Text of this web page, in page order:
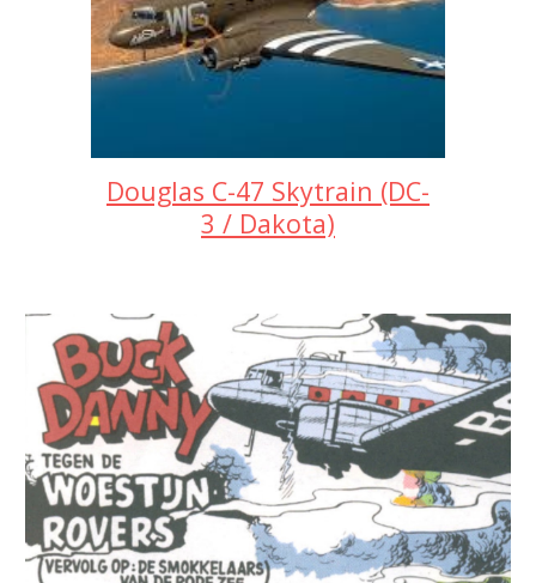
Douglas C-47 Skytrain (DC-
3 / Dakota)